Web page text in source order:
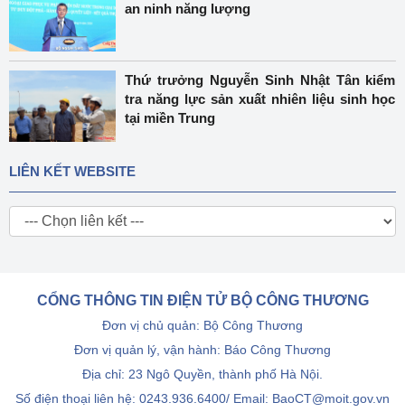
an ninh năng lượng
Thứ trưởng Nguyễn Sinh Nhật Tân kiểm
tra năng lực sản xuất nhiên liệu sinh học
tại miền Trung
LIÊN KẾT WEBSITE
CỔNG THÔNG TIN ĐIỆN TỬ BỘ CÔNG THƯƠNG
Đơn vị chủ quản: Bộ Công Thương
Đơn vị quản lý, vận hành: Báo Công Thương
Địa chỉ: 23 Ngô Quyền, thành phố Hà Nội.
Số điện thoại liên hệ: 0243.936.6400/ Email: BaoCT@moit.gov.vn